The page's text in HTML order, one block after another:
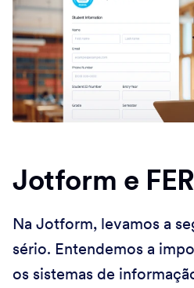
Jotform e
Na Jotform, levamos a
sério. Entendemos a
os sistemas de